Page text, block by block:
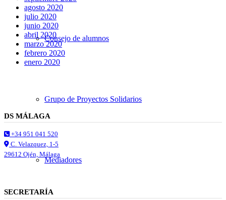
Consejo de alumnos
Grupo de Proyectos Solidarios
Mediadores
agosto 2020
julio 2020
junio 2020
abril 2020
marzo 2020
febrero 2020
enero 2020
DS MÁLAGA
+34 951 041 520
C. Velazquez, 1-5
29612 Ojén, Málaga
SECRETARÍA